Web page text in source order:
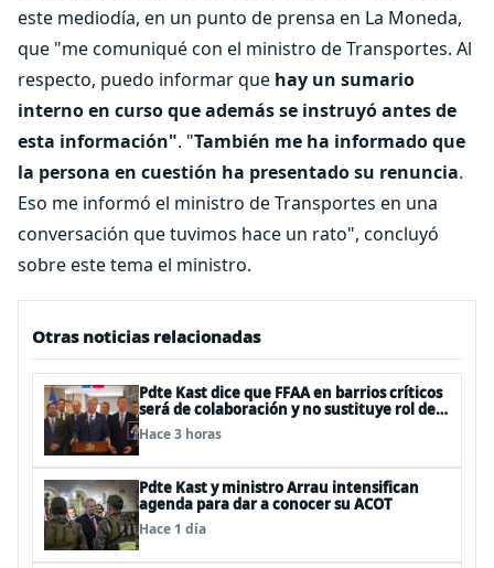
este mediodía, en un punto de prensa en La Moneda,
que "me comuniqué con el ministro de Transportes. Al
respecto, puedo informar que hay un sumario
interno en curso que además se instruyó antes de
esta información". "También me ha informado que
la persona en cuestión ha presentado su renuncia.
Eso me informó el ministro de Transportes en una
conversación que tuvimos hace un rato", concluyó
sobre este tema el ministro.
Otras noticias relacionadas
Pdte Kast dice que FFAA en barrios críticos
será de colaboración y no sustituye rol de
policías en control del orden público
Hace 3 horas
Pdte Kast y ministro Arrau intensifican
agenda para dar a conocer su ACOT
Hace 1 día